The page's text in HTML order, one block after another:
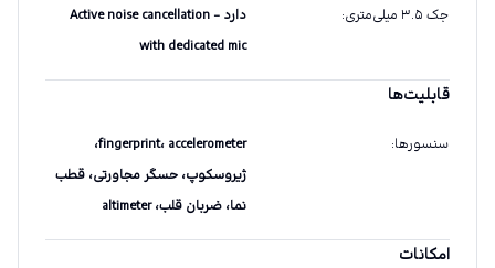
جک ۳.۵ میلی‌متری :
دارد - Active noise cancellation
with dedicated mic
قابلیت‌ها
سنسورها:
fingerprint، accelerometer،
ژیروسکوپ، حسگر مجاورتی، قطب
نما، ضربان قلب، altimeter
امکانات